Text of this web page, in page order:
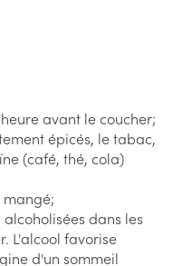
avant le coucher;
épicés, le tabac,
(café, thé, cola)
mangé;
dans les
L'alcool favorise
d'un sommeil